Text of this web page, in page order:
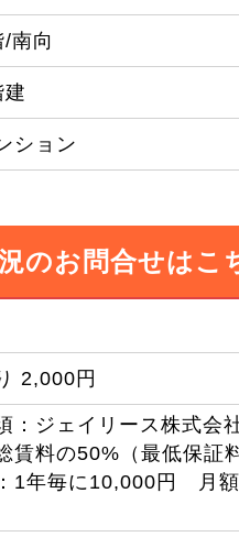
/南向
建
ション
のお問合せはこ
2,000円
：ジェイリース株式
賃料の50%（最低保
1年毎に10,000円 月